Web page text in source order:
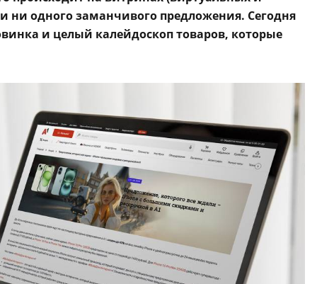
ни одного заманчивого предложения. Сегодня
и целый калейдоскоп товаров, которые